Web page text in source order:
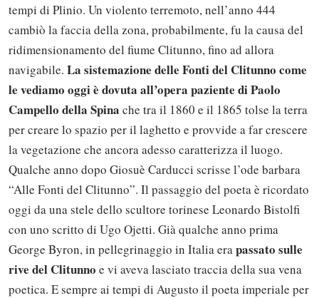
tempi di Plinio. Un violento terremoto, nell’anno 444
cambiò la faccia della zona, probabilmente, fu la causa del
ridimensionamento del fiume Clitunno, fino ad allora
navigabile. La sistemazione delle Fonti del Clitunno come
le vediamo oggi è dovuta all’opera paziente di Paolo
Campello della Spina che tra il 1860 e il 1865 tolse la terra
per creare lo spazio per il laghetto e provvide a far crescere
la vegetazione che ancora adesso caratterizza il luogo.
Qualche anno dopo Giosuè Carducci scrisse l’ode barbara
“Alle Fonti del Clitunno”. Il passaggio del poeta è ricordato
oggi da una stele dello scultore torinese Leonardo Bistolfi
con uno scritto di Ugo Ojetti. Già qualche anno prima
George Byron, in pellegrinaggio in Italia era passato sulle
rive del Clitunno e vi aveva lasciato traccia della sua vena
poetica. E sempre ai tempi di Augusto il poeta imperiale per